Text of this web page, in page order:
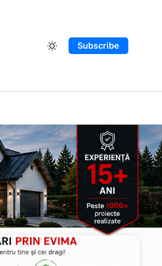
Subscribe